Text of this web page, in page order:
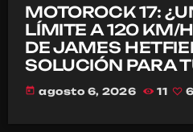
MOTOROCK 17:
LÍMITE A 120 KM/
DE JAMES
SOLUCIÓN PARA
today agosto 6, 2026 11 6